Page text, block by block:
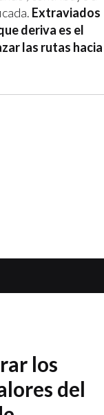
Extraviados
deriva es el
las rutas hacia
los
del